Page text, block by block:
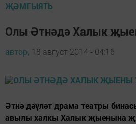
ҖӘМГЫЯТЬ
Олы Әтнәдә Халык
автор, 18 август 2014 - 04:16
Әтнә дәүләт драма театры
авылы халкы Халык җыенына